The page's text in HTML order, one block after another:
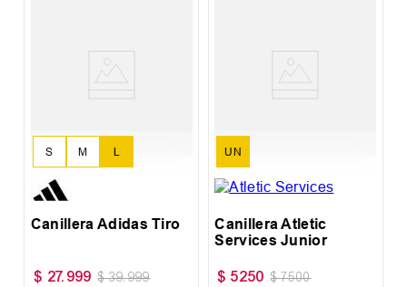
S L
M
Canillera Adidas Tiro
$ 27. 999 $ 39.999
UN
Canillera Atletic
Services Junior
$ 5250 $ 7500